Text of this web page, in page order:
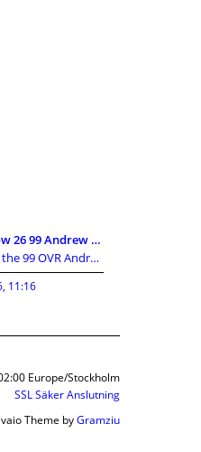
MLB The Show 26 99 Andrew Jones Breakdown:The Ulti
The arrival of the 99 OVR Andrew Jones card has cr
11:16
Europe/Stockholm
SSL Säker Anslutning
Theme byGramziu